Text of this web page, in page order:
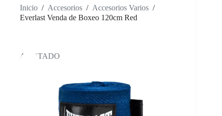
Inicio / Accesorios / Accesorios Varios /
Everlast Venda de Boxeo 120cm Red
AGOTADO